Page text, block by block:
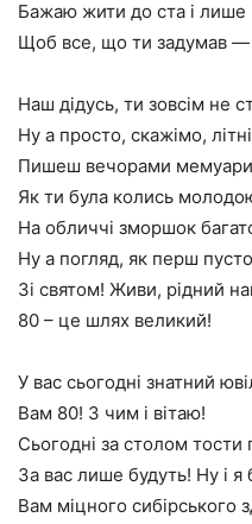
Бажаю жити до ста і лише
Щоб все, що ти задумав —
Наш дідусь, ти зовсім не
Ну а просто, скажімо,
Пишеш вечорами
Як ти була колись
На обличчі зморшок
Ну а погляд, як перш
Зі святом! Живи, рідний
80 – це шлях великий!
У вас сьогодні знатний
Вам 80! З чим і вітаю!
Сьогодні за столом тости
За вас лише будуть! Ну і
Вам міцного сибірського